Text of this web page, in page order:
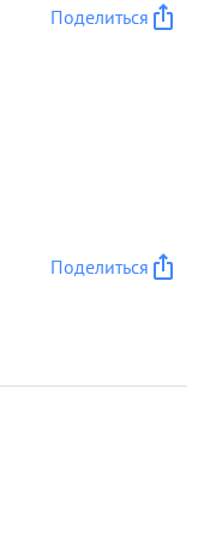
Поделиться
Поделиться